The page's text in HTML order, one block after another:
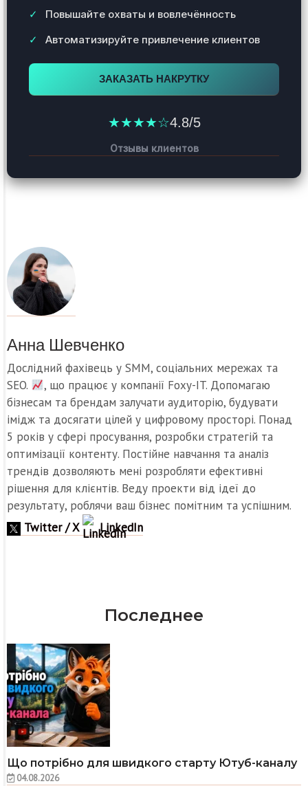
Повышайте охваты и вовлечённость
Автоматизируйте привлечение клиентов
ЗАКАЗАТЬ НАКРУТКУ
★★★★☆4.8/5
Отзывы клиентов
Анна Шевченко
Дослідний фахівець у SMM, соціальних мережах та
SEO.
, що працює у компанії Foxy-IT. Допомагаю
бізнесам та брендам залучати аудиторію, будувати
імідж та досягати цілей у цифровому просторі. Понад
5 років у сфері просування, розробки стратегій та
оптимізації контенту. Постійне навчання та аналіз
трендів дозволяють мені розробляти ефективні
рішення для клієнтів. Веду проекти від ідеї до
результату, роблячи ваш бізнес помітним та успішним.
Twitter / X
LinkedIn
Последнее
Що потрібно для швидкого старту Ютуб-каналу
04.08.2026